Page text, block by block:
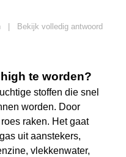
Bekijk volledig antwoord
te worden?
stoffen die snel
worden. Door
raken. Het gaat
uit aanstekers,
vlekkenwater,